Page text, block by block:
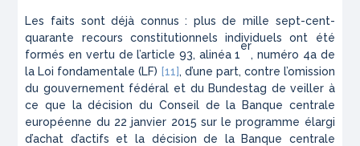
Les faits sont déjà connus : plus de mille sept-cent-
quarante recours constitutionnels individuels ont été
formés en vertu de l’article 93, alinéa 1
er
, numéro 4a de
la Loi fondamentale (LF) [11], d’une part, contre l’omission
du gouvernement fédéral et du Bundestag de veiller à
ce que la décision du Conseil de la Banque centrale
européenne du 22 janvier 2015 sur le programme élargi
d’achat d’actifs et la décision de la Banque centrale